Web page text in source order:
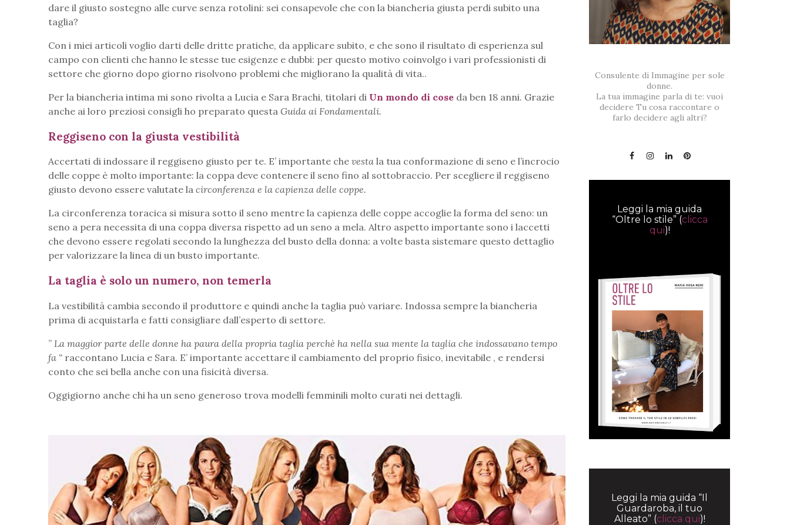
dare il giusto sostegno alle curve senza rotolini: sei consapevole che con la biancheria giusta perdi subito una
taglia?
Con i miei articoli voglio darti delle dritte pratiche, da applicare subito, e che sono il risultato di esperienza sul
campo con clienti che hanno le stesse tue esigenze e dubbi: per questo motivo coinvolgo i vari professionisti di
settore che giorno dopo giorno risolvono problemi che migliorano la qualità di vita..
Per la biancheria intima mi sono rivolta a Lucia e Sara Brachi, titolari di Un mondo di cose da ben 18 anni. Grazie
anche ai loro preziosi consigli ho preparato questa Guida ai Fondamentali.
Reggiseno con la giusta vestibilità
Accertati di indossare il reggiseno giusto per te. E’ importante che vesta la tua conformazione di seno e l’incrocio
delle coppe è molto importante: la coppa deve contenere il seno fino al sottobraccio. Per scegliere il reggiseno
giusto devono essere valutate la circonferenza e la capienza delle coppe.
La circonferenza toracica si misura sotto il seno mentre la capienza delle coppe accoglie la forma del seno: un
seno a pera necessita di una coppa diversa rispetto ad un seno a mela. Altro aspetto importante sono i laccetti
che devono essere regolati secondo la lunghezza del busto della donna: a volte basta sistemare questo dettaglio
per valorizzare la linea di un busto importante.
La taglia è solo un numero, non temerla
La vestibilità cambia secondo il produttore e quindi anche la taglia può variare. Indossa sempre la biancheria
prima di acquistarla e fatti consigliare dall’esperto di settore.
” La maggior parte delle donne ha paura della propria taglia perchè ha nella sua mente la taglia che indossavano tempo
fa “ raccontano Lucia e Sara. E’ importante accettare il cambiamento del proprio fisico, inevitabile , e rendersi
conto che sei bella anche con una fisicità diversa.
Oggigiorno anche chi ha un seno generoso trova modelli femminili molto curati nei dettagli.
Consulente di Immagine per sole
donne.
La tua immagine parla di te: vuoi
decidere Tu cosa raccontare o
farlo decidere agli altri?
Leggi la mia guida
“Oltre lo stile” (clicca
qui)!
Leggi la mia guida “Il
Guardaroba, il tuo
Alleato” (clicca qui)!